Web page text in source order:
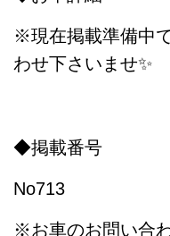
※現在掲載準備中
わせ下さいませ✨
◆掲載番号
No713
※お車のお問い合